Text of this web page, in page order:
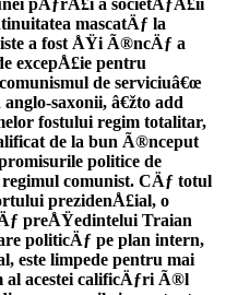
pÄƒrÅ£i a societÄƒÅ£ii
mascatÄƒ la
a fost ÅŸi Ã®ncÄƒ a
excepÅ£ie pentru
de serviciuâ€œ
saxonii, â€žto add
fostului regim totalitar,
de la bun Ã®nceput
politice de
comunist. CÄƒ totul
prezidenÅ£ial, o
preÅŸedintelui Traian
politicÄƒ pe plan intern,
este limpede pentru mai
al acestei calificÄƒri Ã®l